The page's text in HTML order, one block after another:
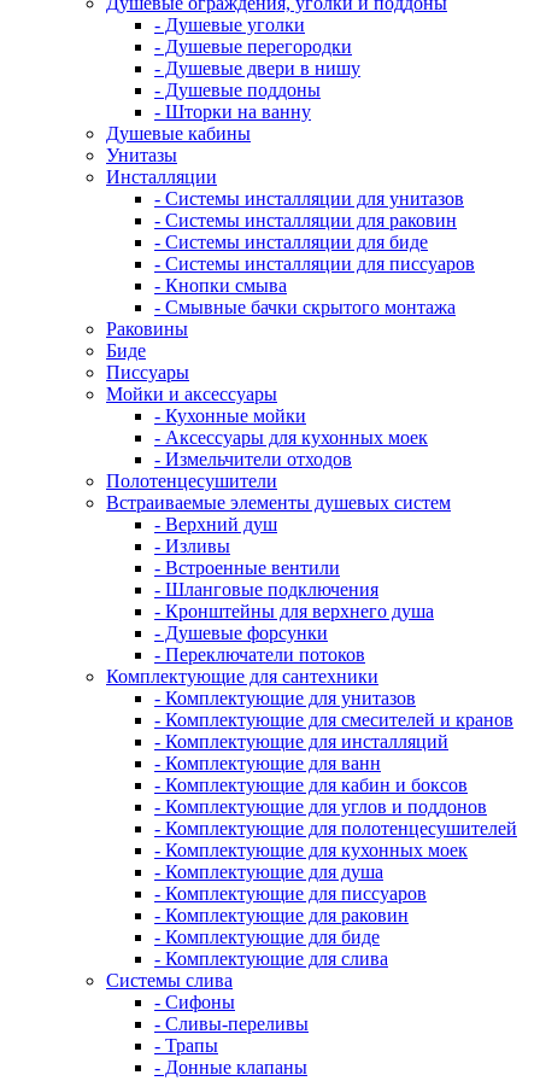
- Душевые уголки
- Душевые перегородки
- Душевые двери в нишу
- Душевые поддоны
- Шторки на ванну
Душевые кабины
Унитазы
Инсталляции
- Системы инсталляции для унитазов
- Системы инсталляции для раковин
- Системы инсталляции для биде
- Системы инсталляции для писсуаров
- Кнопки смыва
- Смывные бачки скрытого монтажа
Раковины
Биде
Писсуары
Мойки и аксессуары
- Кухонные мойки
- Аксессуары для кухонных моек
- Измельчители отходов
Полотенцесушители
Встраиваемые элементы душевых систем
- Верхний душ
- Изливы
- Встроенные вентили
- Шланговые подключения
- Кронштейны для верхнего душа
- Душевые форсунки
- Переключатели потоков
Комплектующие для сантехники
- Комплектующие для унитазов
- Комплектующие для смесителей и кранов
- Комплектующие для инсталляций
- Комплектующие для ванн
- Комплектующие для кабин и боксов
- Комплектующие для углов и поддонов
- Комплектующие для полотенцесушителей
- Комплектующие для кухонных моек
- Комплектующие для душа
- Комплектующие для писсуаров
- Комплектующие для раковин
- Комплектующие для биде
- Комплектующие для слива
Системы слива
- Сифоны
- Сливы-переливы
- Трапы
- Донные клапаны